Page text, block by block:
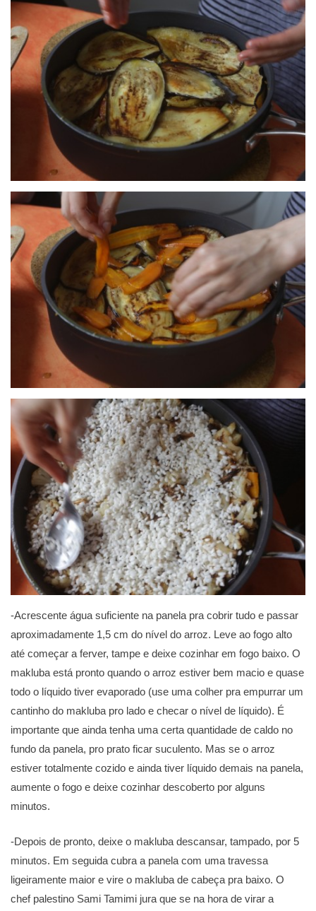
-Acrescente água suficiente na panela pra cobrir tudo e passar
aproximadamente 1,5 cm do nível do arroz. Leve ao fogo alto
até começar a ferver, tampe e deixe cozinhar em fogo baixo. O
makluba está pronto quando o arroz estiver bem macio e quase
todo o líquido tiver evaporado (use uma colher pra empurrar um
cantinho do makluba pro lado e checar o nível de líquido). É
importante que ainda tenha uma certa quantidade de caldo no
fundo da panela, pro prato ficar suculento. Mas se o arroz
estiver totalmente cozido e ainda tiver líquido demais na panela,
aumente o fogo e deixe cozinhar descoberto por alguns
minutos.
-Depois de pronto, deixe o makluba descansar, tampado, por 5
minutos. Em seguida cubra a panela com uma travessa
ligeiramente maior e vire o makluba de cabeça pra baixo. O
chef palestino Sami Tamimi jura que se na hora de virar a